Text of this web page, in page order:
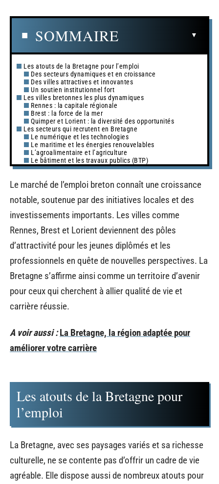
SOMMAIRE
Les atouts de la Bretagne pour l’emploi
Des secteurs dynamiques et en croissance
Des villes attractives et innovantes
Un soutien institutionnel fort
Les villes bretonnes les plus dynamiques
Rennes : la capitale régionale
Brest : la force de la mer
Quimper et Lorient : la diversité des opportunités
Les secteurs qui recrutent en Bretagne
Le numérique et les technologies
Le maritime et les énergies renouvelables
L’agroalimentaire et l’agriculture
Le bâtiment et les travaux publics (BTP)
Le marché de l’emploi breton connaît une croissance
notable, soutenue par des initiatives locales et des
investissements importants. Les villes comme
Rennes, Brest et Lorient deviennent des pôles
d’attractivité pour les jeunes diplômés et les
professionnels en quête de nouvelles perspectives. La
Bretagne s’affirme ainsi comme un territoire d’avenir
pour ceux qui cherchent à allier qualité de vie et
carrière réussie.
A voir aussi : La Bretagne, la région adaptée pour
améliorer votre carrière
Les atouts de la Bretagne pour
l’emploi
La Bretagne, avec ses paysages variés et sa richesse
culturelle, ne se contente pas d’offrir un cadre de vie
agréable. Elle dispose aussi de nombreux atouts pour